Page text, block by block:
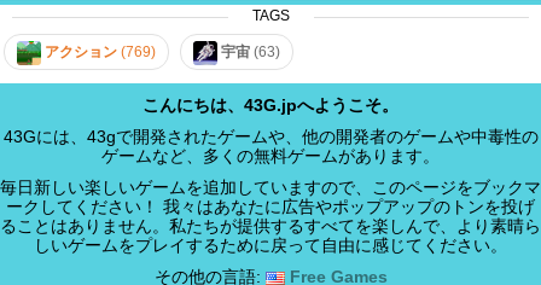
TAGS
アクション (769) 宇宙 (63)
こんにちは、43G.jpへようこそ。
43Gには、43gで開発されたゲームや、他の開発者のゲームや中毒性の
ゲームなど、多くの無料ゲームがあります。
毎日新しい楽しいゲームを追加していますので、このページをブックマ
ークしてください！ 我々はあなたに広告やポップアップのトンを投げ
ることはありません。私たちが提供するすべてを楽しんで、より素晴ら
しいゲームをプレイするために戻って自由に感じてください。
その他の言語:
Free Games